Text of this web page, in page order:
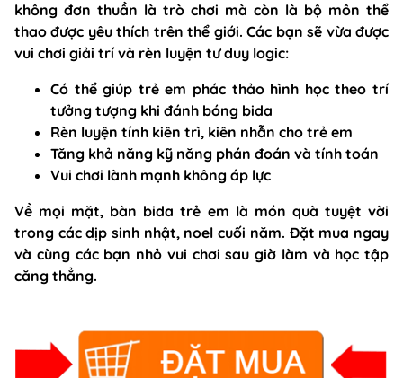
không đơn thuần là trò chơi mà còn là bộ môn thể
thao được yêu thích trên thể giới. Các bạn sẽ vừa được
vui chơi giải trí và rèn luyện tư duy logic:
Có thể giúp trẻ em phác thảo hình học theo trí
tưởng tượng khi đánh bóng bida
Rèn luyện tính kiên trì, kiên nhẫn cho trẻ em
Tăng khả năng kỹ năng phán đoán và tính toán
Vui chơi lành mạnh không áp lực
Về mọi mặt, bàn bida trẻ em là món quà tuyệt vời
trong các dịp sinh nhật, noel cuối năm. Đặt mua ngay
và cùng các bạn nhỏ vui chơi sau giờ làm và học tập
căng thẳng.